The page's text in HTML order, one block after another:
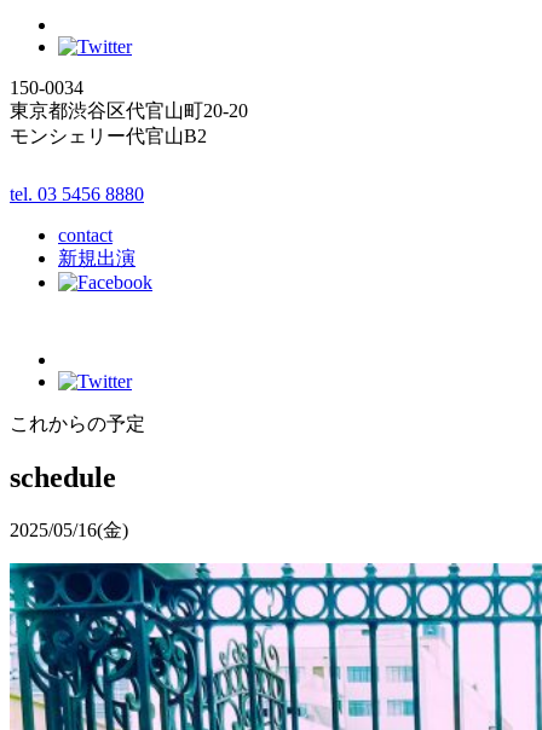
150-0034
東京都渋谷区代官山町20-20
モンシェリー代官山B2
tel. 03 5456 8880
contact
新規出演
これからの予定
schedule
2025/05/16(金)